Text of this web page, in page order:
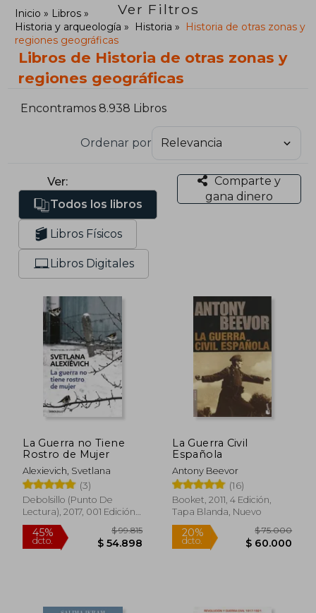
Ver Filtros
Inicio
Libros
Historia y arqueología
Historia
Historia de otras zonas y
regiones geográficas
Libros de Historia de otras zonas y
regiones geográficas
Encontramos 8.938 Libros
Ordenar por
Ver:
Todos los libros
Libros Físicos
Libros Digitales
Comparte y
gana dinero
La Guerra no Tiene
Rostro de Mujer
Alexievich, Svetlana
(3)
Debolsillo (Punto De
Lectura), 2017, 001 Edición,
Tapa Blanda, Nuevo
La Guerra Civil
Española
Antony Beevor
(16)
Booket, 2011, 4 Edición,
Tapa Blanda, Nuevo